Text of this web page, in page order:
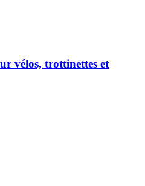
vélos, trottinettes et